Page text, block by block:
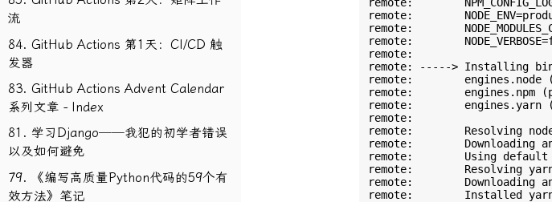
流
84. GitHub Actions 第1天：CI/CD 触
发器
83. GitHub Actions Advent Calendar
系列文章 - Index
81. 学习Django──我犯的初学者错误
以及如何避免
79. 《编写高质量Python代码的59个有
效方法》笔记
remote:
remote:
remote:
remote:
remote: -----> Installing
remote:        engines.node
remote:        engines.npm
remote:        engines.yarn
remote:
remote:        Resolving
remote:        Downloading
remote:        Using default
remote:        Resolving
remote:        Downloading
remote:        Installed